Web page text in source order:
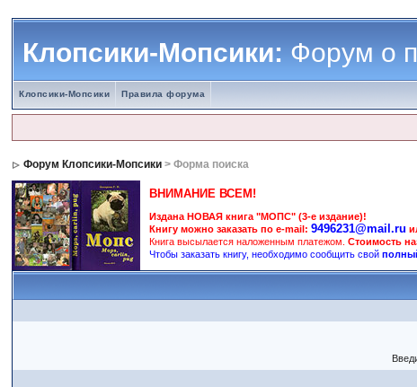
Клопсики-Мопсики:Форум о
Клопсики-Мопсики Правила форума
Форум Клопсики-Мопсики > Форма поиска
ВНИМАНИЕ ВСЕМ!
Издана НОВАЯ книга "МОПС" (3-е издание)!
Книгу можно заказать по e-mail:9496231@mail.ru
Книга высылается наложенным платежом.Стоимость
Чтобы заказать книгу, необходимо сообщить свой